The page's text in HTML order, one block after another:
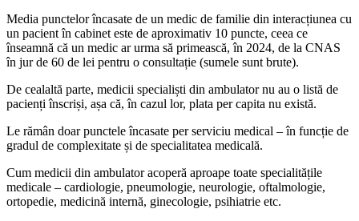
Media punctelor încasate de un medic de familie din interacțiunea cu
un pacient în cabinet este de aproximativ 10 puncte, ceea ce
înseamnă că un medic ar urma să primească, în 2024, de la CNAS
în jur de 60 de lei pentru o consultație (sumele sunt brute).
De cealaltă parte, medicii specialiști din ambulator nu au o listă de
pacienți înscriși, așa că, în cazul lor, plata per capita nu există.
Le rămân doar punctele încasate per serviciu medical – în funcție de
gradul de complexitate și de specialitatea medicală.
Cum medicii din ambulator acoperă aproape toate specialitățile
medicale – cardiologie, pneumologie, neurologie, oftalmologie,
ortopedie, medicină internă, ginecologie, psihiatrie etc.